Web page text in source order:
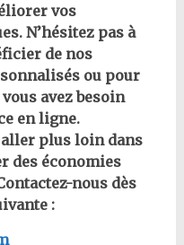
vos
N’hésitez pas à
de nos
ou pour
avez besoin
en ligne.
aller plus loin dans
des économies
nous dès
: